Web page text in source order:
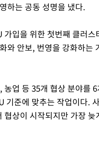
하는 공동 성명을 냈다.
입을 위한 첫번째 클러
와 안보, 번영을 강화하는
업 등 35개 협상 분야를
기준에 맞추는 작업이다.
상이 시작되지만 가장